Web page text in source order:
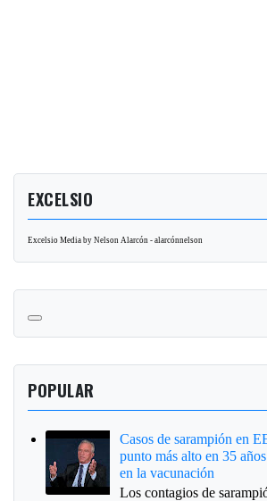
EXCELSIO
Excelsio Media by Nelson Alarcón - alarcónnelson
POPULAR
Casos de sarampión en
punto más alto en 35
en la vacunación
Los contagios de